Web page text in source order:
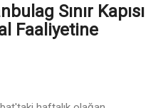
Sınır Kapısı
Faaliyetine